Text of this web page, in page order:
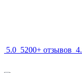
5.0 5200+ отзывов